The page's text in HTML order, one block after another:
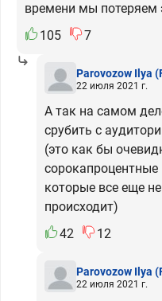
времени мы потеряем
105
7
Parovozow Ilya
22 июля 2021 г.
А так на самом
срубить с
(это как бы
которые все еще
происходит)
42
12
Parovozow Ilya
22 июля 2021 г.